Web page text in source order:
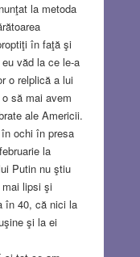
la metoda
în faţă şi
văd la ce le-a
o relplică a lui
să mai avem
ale Americii.
ochi în presa
la
Putin nu ştiu
lipsi şi
în 40, că nici la
şi la ei